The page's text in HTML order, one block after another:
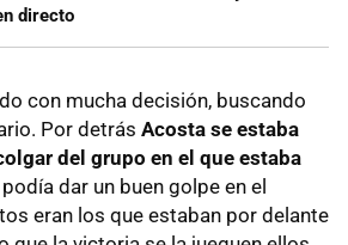
directo
con mucha decisión, buscando
Por detrás Acosta se estaba
del grupo en el que estaba
podía dar un buen golpe en el
eran los que estaban por delante